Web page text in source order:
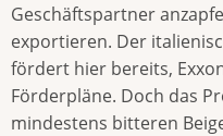
Geschäftspartner
exportieren. Der
fördert hier bereits,
Förderpläne. Doch das
mindestens bitteren